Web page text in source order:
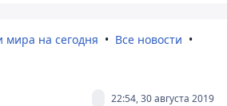
мира на сегодня
Все новости
22:54, 30 августа 2019